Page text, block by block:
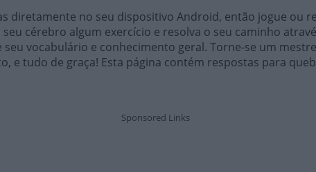
diretamente no seu dispositivo Android, então jogue ou
cérebro algum exercício e resolva o seu caminho
vocabulário e conhecimento geral. Torne-se um
e tudo de graça! Esta página contém respostas para